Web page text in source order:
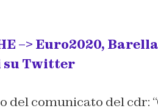
–> Euro2020,
su Twitter
del comunicato del cdr: